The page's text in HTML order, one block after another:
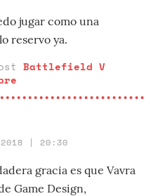
jugar como una
reservo ya.
Battlefield V
2018 | 20:30
gracia es que Vavra
Game Design,